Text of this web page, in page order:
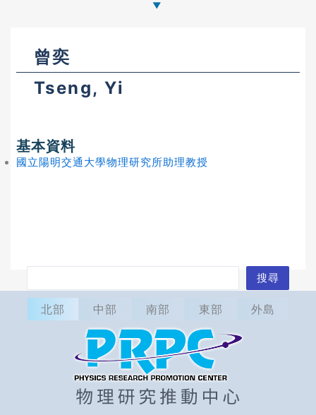
曾奕
Tseng, Yi
基本資料
國立陽明交通大學物理研究所助理教授
尋
搜尋
北部 中部 南部 東部 外島